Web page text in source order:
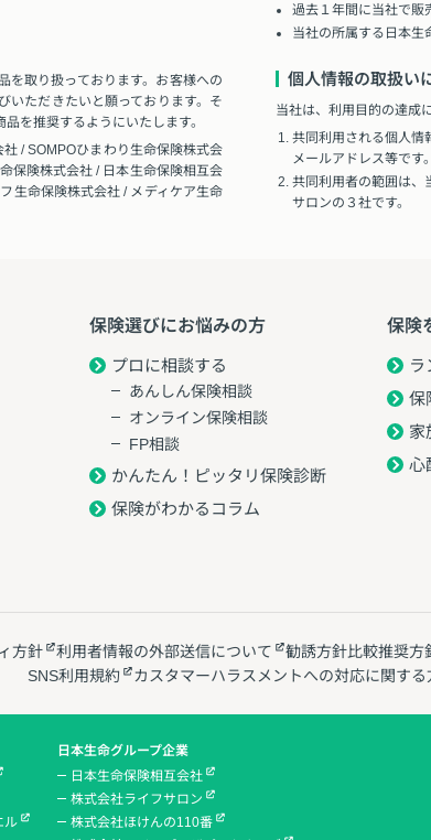
を取り扱っております。お客様への
いただきたいと願っております。そ
を推奨するようにいたします。
/ SOMPOひまわり生命保険株式会
保険株式会社 / 日本生命保険相互会
生命保険株式会社 / メディケア生命
過去１年間に当社で販
当社の所属する日本生
個人情報の取扱い
当社は、利用目的の達成
共同利用される個人情
メールアドレス等です。
共同利用者の範囲は、
サロンの３社です。
保険選びにお悩みの方
プロに相談する
あんしん保険相談
オンライン保険相談
FP相談
かんたん！ピッタリ保険診断
保険がわかるコラム
保険
ラ
保
家
心
方針 利用者情報の外部送信について 勧誘方針比較推奨方
SNS利用規約
カスタマーハラスメントへの対応に関する
ル
日本生命グループ企業
日本生命保険相互会社
株式会社ライフサロン
株式会社ほけんの110番